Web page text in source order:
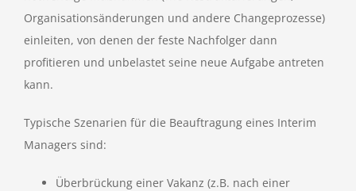
Organisationsänderungen und andere Changeprozesse)
einleiten, von denen der feste Nachfolger dann
profitieren und unbelastet seine neue Aufgabe antreten
kann.
Typische Szenarien für die Beauftragung eines Interim
Managers sind:
Überbrückung einer Vakanz (z.B. nach einer